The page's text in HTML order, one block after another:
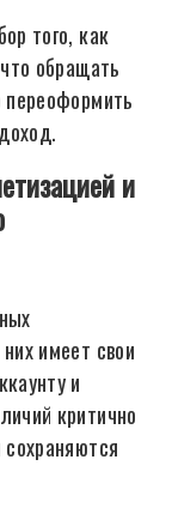
того, как
обращать
переоформить
и
имеет свои
и
критично